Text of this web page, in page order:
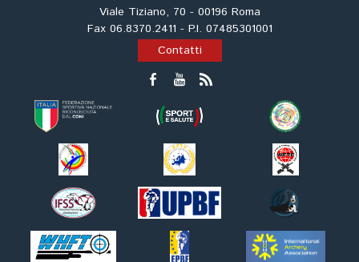
Viale Tiziano, 70 - 00196 Roma
Fax 06.8370.2411 - P.I. 07485301001
Contatti